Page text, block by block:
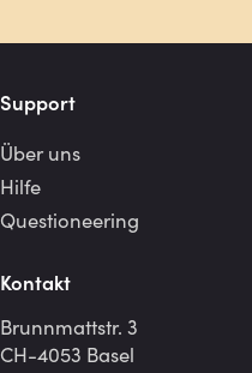
Support
Über uns
Hilfe
Questioneering
Kontakt
Brunnmattstr. 3
CH-4053 Basel